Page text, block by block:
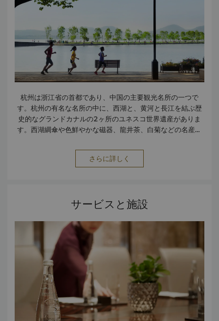
ト予約センターでは、コンピューター各種やオフィス機器を
杭州は浙江省の首都であり、中国の主要観光名所の一つで
す。杭州の有名な名所の中に、西湖と、黄河と長江を結ぶ歴
史的なグランドカナルの2ヶ所のユネスコ世界遺産がありま
す。西湖綢傘や色鮮やかな磁器、龍井茶、白菊などの名産が
さらに詳しく
サービスと施設